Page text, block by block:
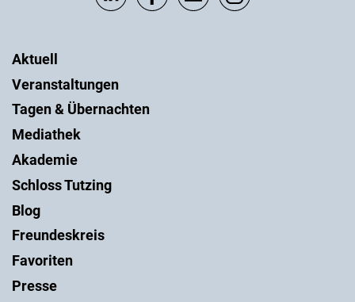
Aktuell
Veranstaltungen
Tagen & Übernachten
Mediathek
Akademie
Schloss Tutzing
Blog
Freundeskreis
Favoriten
Presse